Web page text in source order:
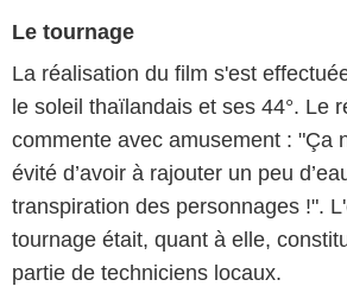
Le tournage
La réalisation du film s'est
le soleil thaïlandais et ses 44°. Le
commente avec amusement : "Ça
évité d’avoir à rajouter un peu
transpiration des personnages !".
tournage était, quant à elle,
partie de techniciens locaux.